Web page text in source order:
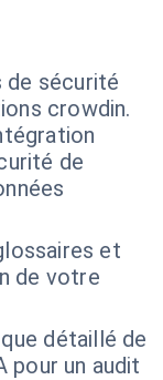
de sécurité
crowdin.
de
et
de votre
détaillé de
pour un audit